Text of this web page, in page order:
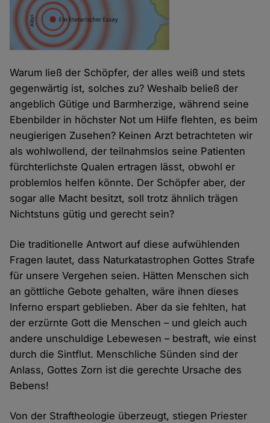
Warum ließ der Schöpfer, der alles weiß und stets
gegenwärtig ist, solches zu? Weshalb beließ der
angeblich Gütige und Barmherzige, während seine
Ebenbilder in höchster Not um Hilfe flehten, es beim
neugierigen Zusehen? Keinen Arzt betrachteten wir
als wohlwollend, der teilnahmslos seine Patienten
fürchterlichste Qualen ertragen lässt, obwohl er
problemlos helfen könnte. Der Schöpfer aber, der
sogar alle Macht besitzt, soll trotz ähnlich trägen
Nichtstuns gütig und gerecht sein?
Die traditionelle Antwort auf diese aufwühlenden
Fragen lautet, dass Naturkatastrophen Gottes Strafe
für unsere Vergehen seien. Hätten Menschen sich
an göttliche Gebote gehalten, wäre ihnen dieses
Inferno erspart geblieben. Aber da sie fehlten, hat
der erzürnte Gott die Menschen – und gleich auch
andere unschuldige Lebewesen – bestraft, wie einst
durch die Sintflut. Menschliche Sünden sind der
Anlass, Gottes Zorn ist die gerechte Ursache des
Bebens!
Von der Straftheologie überzeugt, stiegen Priester